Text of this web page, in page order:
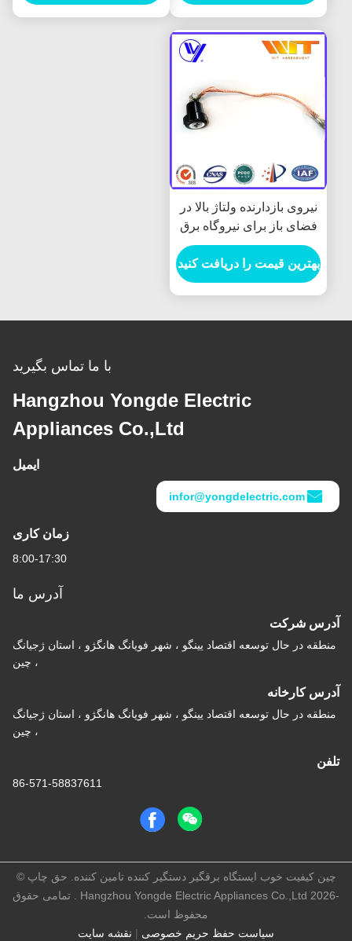
ولتاژ بالا در
نیروگاه برق
را دریافت کنید
با ما تماس بگیرید
Hangzhou Yongde Electric
Appliances Co.,Ltd
اقتصاد یینگو ، شهر فویانگ هانگژو ، استان ژجیانگ
اقتصاد یینگو ، شهر فویانگ هانگژو ، استان ژجیانگ
حفظ حریم خصوصی |نقشه سایت
برقگیر دستگیر کننده تامین کننده. حق چاپ ©
-2026 Hangzhou Yongde Electric Appliances Co.,Ltd . تمامی حقوق